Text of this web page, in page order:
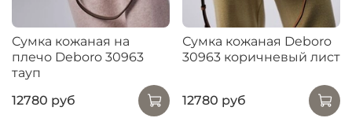
Сумка кожаная на
плечо Deboro 30963
тауп
12780 руб
Сумка кожаная Deboro
30963 коричневый лист
12780 руб